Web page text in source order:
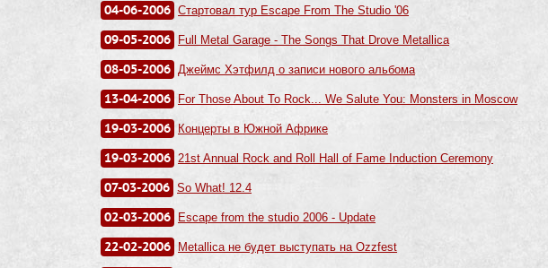
04-06-2006 Стартовал тур Escape From The Studio '06
09-05-2006 Full Metal Garage - The Songs That Drove Metallica
08-05-2006 Джеймс Хэтфилд о записи нового альбома
13-04-2006 For Those About To Rock... We Salute You: Monsters in Moscow
19-03-2006 Концерты в Южной Африке
19-03-2006 21st Annual Rock and Roll Hall of Fame Induction Ceremony
07-03-2006 So What! 12.4
02-03-2006 Escape from the studio 2006 - Update
22-02-2006 Metallica не будет выступать на Ozzfest